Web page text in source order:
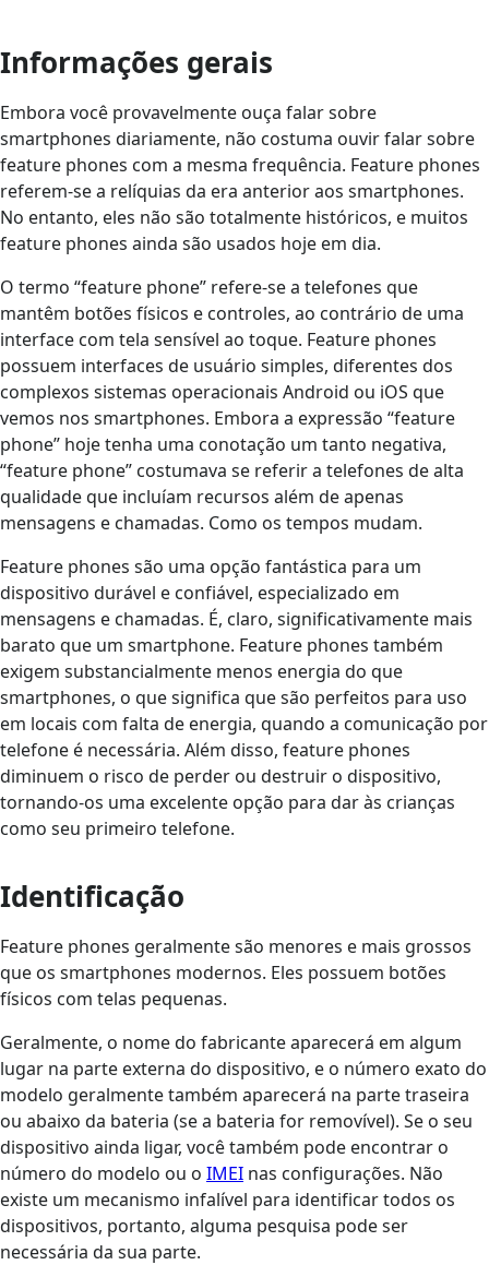
Informações gerais
Embora você provavelmente ouça falar sobre
smartphones diariamente, não costuma ouvir falar sobre
feature phones com a mesma frequência. Feature phones
referem-se a relíquias da era anterior aos smartphones.
No entanto, eles não são totalmente históricos, e muitos
feature phones ainda são usados hoje em dia.
O termo “feature phone” refere-se a telefones que
mantêm botões físicos e controles, ao contrário de uma
interface com tela sensível ao toque. Feature phones
possuem interfaces de usuário simples, diferentes dos
complexos sistemas operacionais Android ou iOS que
vemos nos smartphones. Embora a expressão “feature
phone” hoje tenha uma conotação um tanto negativa,
“feature phone” costumava se referir a telefones de alta
qualidade que incluíam recursos além de apenas
mensagens e chamadas. Como os tempos mudam.
Feature phones são uma opção fantástica para um
dispositivo durável e confiável, especializado em
mensagens e chamadas. É, claro, significativamente mais
barato que um smartphone. Feature phones também
exigem substancialmente menos energia do que
smartphones, o que significa que são perfeitos para uso
em locais com falta de energia, quando a comunicação por
telefone é necessária. Além disso, feature phones
diminuem o risco de perder ou destruir o dispositivo,
tornando-os uma excelente opção para dar às crianças
como seu primeiro telefone.
Identificação
Feature phones geralmente são menores e mais grossos
que os smartphones modernos. Eles possuem botões
físicos com telas pequenas.
Geralmente, o nome do fabricante aparecerá em algum
lugar na parte externa do dispositivo, e o número exato do
modelo geralmente também aparecerá na parte traseira
ou abaixo da bateria (se a bateria for removível). Se o seu
dispositivo ainda ligar, você também pode encontrar o
número do modelo ou o IMEI nas configurações. Não
existe um mecanismo infalível para identificar todos os
dispositivos, portanto, alguma pesquisa pode ser
necessária da sua parte.